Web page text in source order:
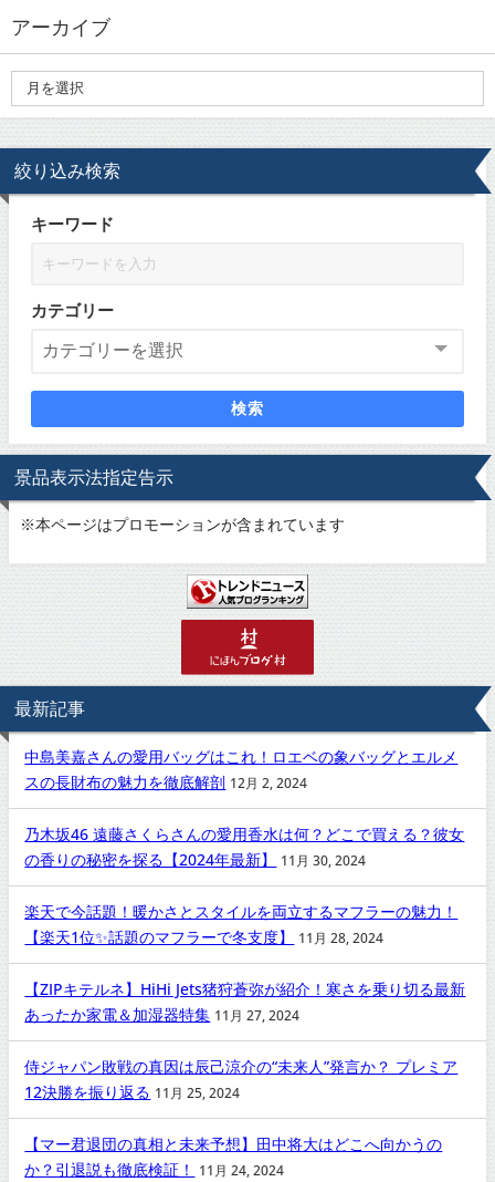
アーカイブ
絞り込み検索
キーワード
カテゴリー
検索
景品表示法指定告示
※本ページはプロモーションが含まれています
最新記事
中島美嘉さんの愛用バッグはこれ！ロエベの象バッグとエルメ
スの長財布の魅力を徹底解剖 12月 2, 2024
乃木坂46 遠藤さくらさんの愛用香水は何？どこで買える？彼女
の香りの秘密を探る【2024年最新】
11月 30, 2024
楽天で今話題！暖かさとスタイルを両立するマフラーの魅力！
【楽天1位✨話題のマフラーで冬支度】
11月 28, 2024
【ZIPキテルネ】HiHi Jets猪狩蒼弥が紹介！寒さを乗り切る最新
あったか家電＆加湿器特集 11月 27, 2024
侍ジャパン敗戦の真因は辰己涼介の“未来人”発言か？ プレミア
12決勝を振り返る 11月 25, 2024
【マー君退団の真相と未来予想】田中将大はどこへ向かうの
か？引退説も徹底検証！
11月 24, 2024